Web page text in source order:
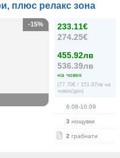
плюс релакс зона
233.11€
274.25€
455.92лв
536.39лв
на човек
(77.70€ / 151.97лв на
човек/ден)
6.08-10.09
3 нощувки
2 грабнати
-15%